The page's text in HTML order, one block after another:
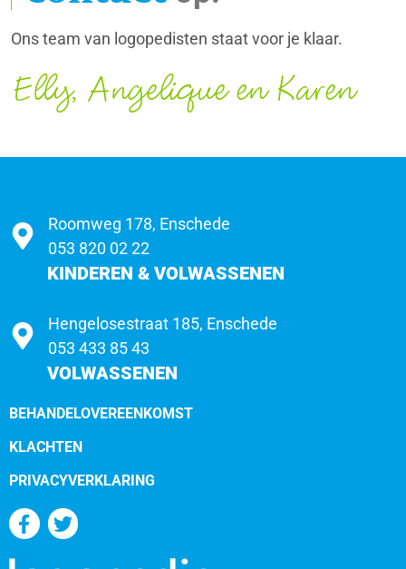
Ons team van logopedisten staat voor je klaar.
Elly, Angelique en Karen
Roomweg 178, Enschede
053 820 02 22
KINDEREN & VOLWASSENEN
Hengelosestraat 185, Enschede
053 433 85 43
VOLWASSENEN
BEHANDELOVEREENKOMST
KLACHTEN
PRIVACYVERKLARING